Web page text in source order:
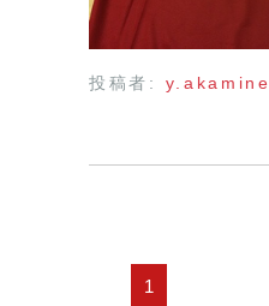
投稿者: y.akamine
1